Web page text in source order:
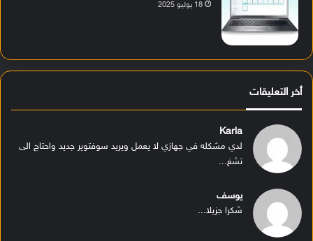
18 يوليو 2025
أخر التعليقات
Karla
لدي مشكله في جهازي لا يعمل ويريد سوفتوير جديد واحتاج الى
تشغ...
يوسف
شكرا جزيلا...